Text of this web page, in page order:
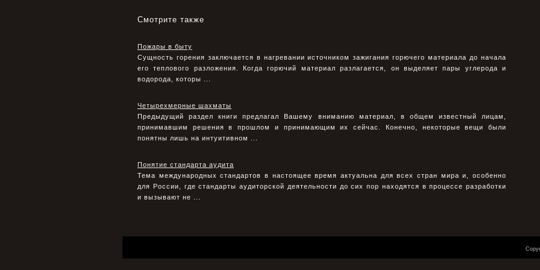
Смотрите также
Пожары в быту
Сущность горения заключается в нагревании источником зажигания горючего материала до начала
его теплового разложения. Когда горючий материал разлагается, он выделяет пары углерода и
водорода, которы ...
Четырехмерные шахматы
Предыдущий раздел книги предлагал Вашему вниманию материал, в общем известный лицам,
принимавшим решения в прошлом и принимающим их сейчас. Конечно, некоторые вещи были
понятны лишь на интуитивном ...
Понятие стандарта аудита
Тема международных стандартов в настоящее время актуальна для всех стран мира и, особенно
для России, где стандарты аудиторской деятельности до сих пор находятся в процессе разработки
и вызывают не ...